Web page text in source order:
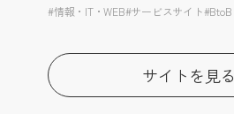
#情報・IT・WEB#サービスサイト#BtoB
サイトを見る